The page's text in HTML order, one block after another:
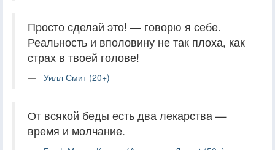
Просто сделай это! — говорю я себе.
Реальность и вполовину не так плоха, как
страх в твоей голове!
Уилл Смит (20+)
От всякой беды есть два лекарства —
время и молчание.